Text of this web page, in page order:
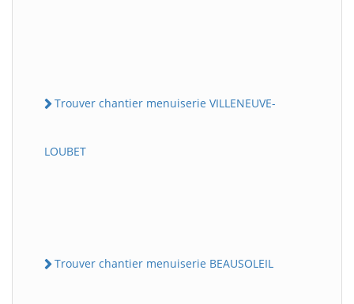
Trouver chantier menuiserie VILLENEUVE-
LOUBET
Trouver chantier menuiserie BEAUSOLEIL